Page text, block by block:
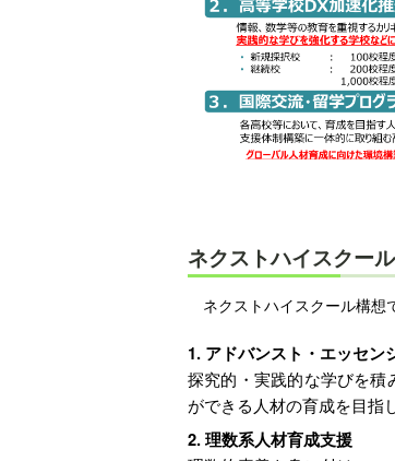
ネクストハイスクー
ネクストハイスクール構想
アドバンスト・エッセン
探究的・実践的な学びを積
ができる人材の育成を目指
理数系人材育成支援